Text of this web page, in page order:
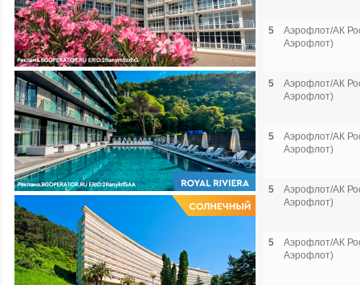
5
Аэрофлот/АК
Аэрофлот)
5
Аэрофлот/АК
Аэрофлот)
5
Аэрофлот/АК
Аэрофлот)
5
Аэрофлот/АК
Аэрофлот)
5
Аэрофлот/АК
Аэрофлот)